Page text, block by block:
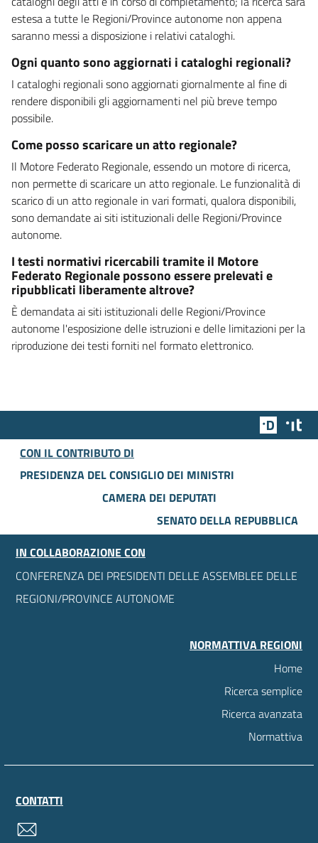
estesa a tutte le Regioni/Province autonome non appena
saranno messi a disposizione i relativi cataloghi.
Ogni quanto sono aggiornati i cataloghi regionali?
I cataloghi regionali sono aggiornati giornalmente al fine di
rendere disponibili gli aggiornamenti nel più breve tempo
possibile.
Come posso scaricare un atto regionale?
Il Motore Federato Regionale, essendo un motore di ricerca,
non permette di scaricare un atto regionale. Le funzionalità di
scarico di un atto regionale in vari formati, qualora disponibili,
sono demandate ai siti istituzionali delle Regioni/Province
autonome.
I testi normativi ricercabili tramite il Motore
Federato Regionale possono essere prelevati e
ripubblicati liberamente altrove?
È demandata ai siti istituzionali delle Regioni/Province
autonome l'esposizione delle istruzioni e delle limitazioni per la
riproduzione dei testi forniti nel formato elettronico.
Team
CON IL CONTRIBUTO DI
PRESIDENZA DEL CONSIGLIO DEI MINISTRI
CAMERA DEI DEPUTATI
SENATO DELLA REPUBBLICA
IN COLLABORAZIONE CON
CONFERENZA DEI PRESIDENTI DELLE ASSEMBLEE DELLE
REGIONI/PROVINCE AUTONOME
NORMATTIVA REGIONI
Home
Ricerca semplice
Ricerca avanzata
Normattiva
CONTATTI